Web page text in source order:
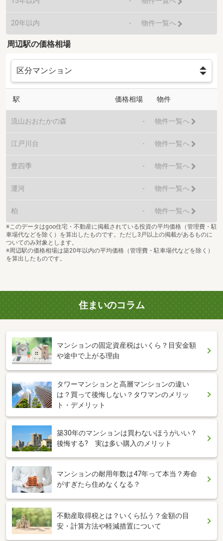
20年以内 - 物件一覧へ
周辺駅の価格相場
駅 価格相場 物件
流山おおたかの森 - 物件一覧へ
江戸川台 - 物件一覧へ
豊四季 - 物件一覧へ
運河 - 物件一覧へ
柏 - 物件一覧へ
※このデータはgoo住宅・不動産に掲載されている投資の平均価格（管理費・駐
車場代などを除く）を算出したものです。ただし3戸以上の掲載があるものに
ついてのみ対象とします。
※周辺駅の価格相場は築20年以内の平均価格（管理費・駐車場代などを除く）
を算出したものです。
住まいのコラム
マンションの固定資産税はいくら？目安金額
や途中で上がる理由
タワーマンションと高層マンションの違い
は？買って後悔しない？タワマンのメリッ
ト・デメリット
築30年のマンションは買わないほうがいい？
後悔する? 実は多い購入のメリット
マンションの耐用年数は47年って本当？寿命
がすぎたら住めなくなる？
不動産取得税とは？いくら払う？金額の目
安・計算方法や軽減措置について